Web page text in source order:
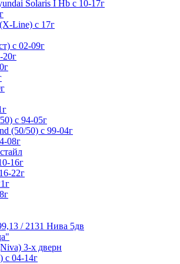
Solaris I Hb с 10-17г
Line) с 17г
с 02-09г
20г
с 94-05г
(50/50) с 99-04г
08г
16г
22г
/ 2131 Нива 5дв
3-х дверн
с 04-14г